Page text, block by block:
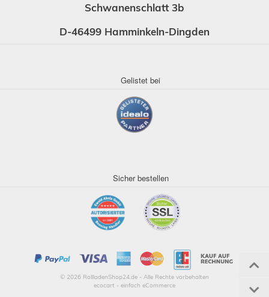
Schwanenschlatt 3b
D-46499 Hamminkeln-Dingden
Gelistet bei
Sicher bestellen
© 2026 RollladenShop24.de - Alle Rechte vorbehalten
ecocart - einfach eCommerce